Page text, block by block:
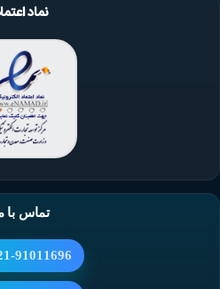
نماد
تماس با
91011696